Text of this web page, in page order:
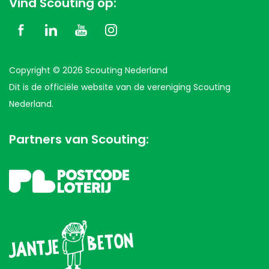
het beoordelen welke delen van onze
het optimaliseren van de website
Copyright © 2026 Scouting Nederland
Dit is de officiële website van de vereniging Scouting
Nederland.
Partners van Scouting: